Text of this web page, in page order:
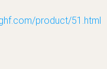
product/51.html